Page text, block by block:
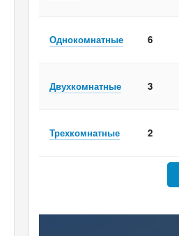
Однокомнатные 6
Двухкомнатные 3
Трехкомнатные 2